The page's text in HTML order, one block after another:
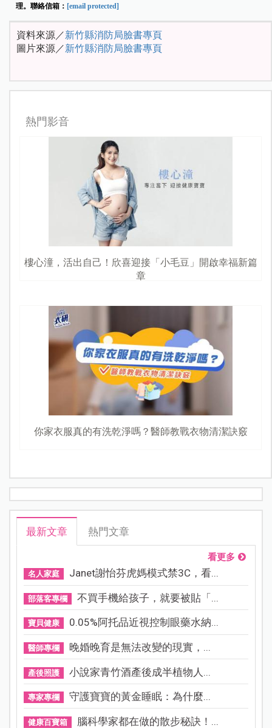
理。聯絡信箱： [email protected]
資料來源／新竹縣消防局臉書專頁
圖片來源／新竹縣消防局臉書專頁
熱門影音
樓心潼，活出自己！欣喜迎接「小毛豆」開啟幸福新篇
章
你家衣服真的有洗乾淨嗎？醫師教戰衣物清潔訣竅
最新文章 熱門文章
看更多
名人家庭 Janet謝怡芬虎媽模式禁3C，看...
部落客專欄 不買手機給孩子，就要被貼「...
寶貝健康 0.05%阿托品近視控制眼藥水納...
醫師專欄 晚婚晚育是無法改變的現實，...
產後照護 小說家青竹酒產後成半植物人...
專家專欄 守護寶寶的黃金睡眠：為什麼...
健康百寶箱 腦科學家都在做的散步秘訣！...